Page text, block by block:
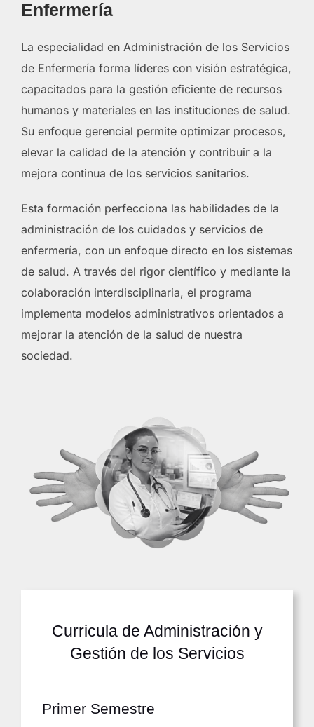
Enfermería
La especialidad en Administración de los Servicios
de Enfermería forma líderes con visión estratégica,
capacitados para la gestión eficiente de recursos
humanos y materiales en las instituciones de salud.
Su enfoque gerencial permite optimizar procesos,
elevar la calidad de la atención y contribuir a la
mejora continua de los servicios sanitarios.
Esta formación perfecciona las habilidades de la
administración de los cuidados y servicios de
enfermería, con un enfoque directo en los sistemas
de salud. A través del rigor científico y mediante la
colaboración interdisciplinaria, el programa
implementa modelos administrativos orientados a
mejorar la atención de la salud de nuestra
sociedad.
Curricula de Administración y
Gestión de los Servicios
Primer Semestre